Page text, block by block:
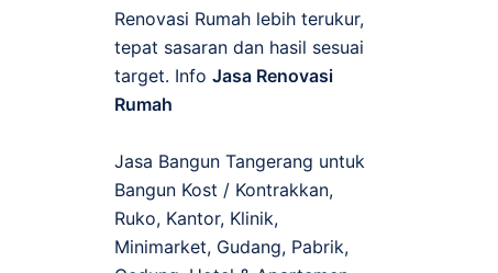
Renovasi Rumah lebih terukur,
tepat sasaran dan hasil sesuai
target. Info Jasa Renovasi
Rumah
Jasa Bangun Tangerang untuk
Bangun Kost / Kontrakkan,
Ruko, Kantor, Klinik,
Minimarket, Gudang, Pabrik,